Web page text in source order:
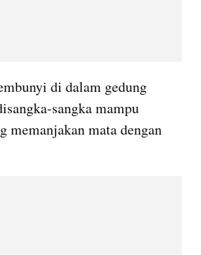
di dalam gedung
sangka mampu
memanjakan mata dengan